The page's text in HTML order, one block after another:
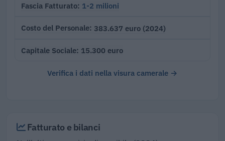
Fascia Fatturato 1-2 milioni
Costo del Personale 383.637 euro (2024)
Capitale Sociale 15.300 euro
Verifica i dati nella visura camerale →
Fatturato e bilanci